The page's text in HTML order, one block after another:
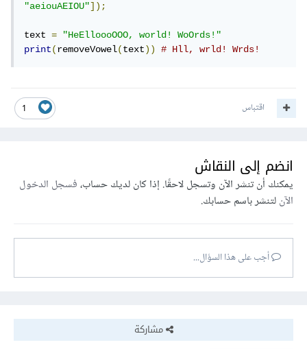
"aeiouAEIOU"]);
text =
"HeElloooOOO, world! WoOrds!"
print(removeVowel(text)) # Hll, wrld! Wrds!
1 اقتباس
انضم إلى النقاش
يمكنك أن تنشر الآن وتسجل لاحقًا. إذا كان لديك حساب،فسجل الدخول
الآنلتنشر باسم حسابك.
أجب على هذا السؤال...
مشاركة